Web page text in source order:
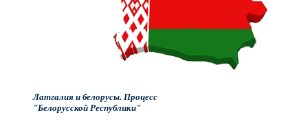
Латгалия и белорусы. Процесс
"Белорусской Республики"